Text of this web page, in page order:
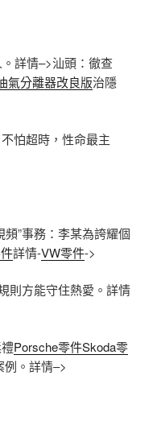
詳情–>汕頭：徹查
氣分離器改良版治隱
怕超時，性命最主
”事務：李某為誇耀個
詳情-VW零件->
則方能守住熱愛。詳情
Porsche零件Skoda零
例。詳情–>